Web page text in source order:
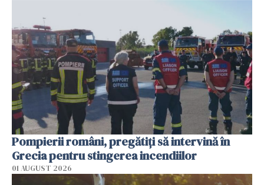
Pompierii români, pregătiţi să intervină în
Grecia pentru stingerea incendiilor
01 AUGUST 2026